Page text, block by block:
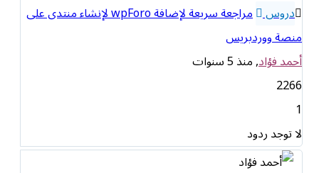
دروس
مراجعة سريعة لإضافة wpForo لإنشاء منتدى على
منصة ووردبريس
أحمد فؤاد, منذ 5 سنوات
2266
لا توجد ردود